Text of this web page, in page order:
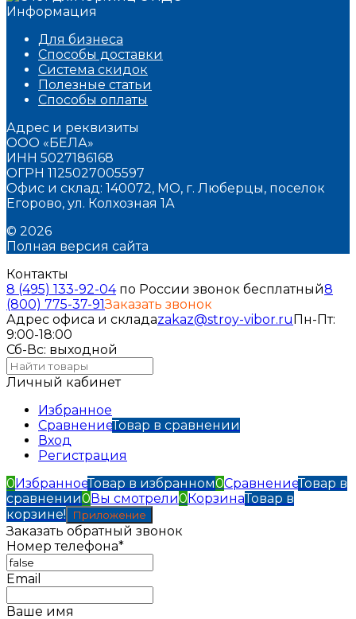
Информация
Для бизнеса
Способы доставки
Система скидок
Полезные статьи
Способы оплаты
Адрес и реквизиты
ООО «БЕЛА»
ИНН 5027186168
ОГРН 1125027005597
Офис и склад: 140072, МО, г. Люберцы, поселок
Егорово, ул. Колхозная 1А
© 2026
Полная версия сайта
Контакты
8 (495) 133-92-04по России звонок бесплатный8
(800) 775-37-91Заказать звонок
Адрес офиса и складаzakaz@stroy-vibor.ruПн-Пт:
9:00-18:00
Сб-Вс: выходной
Личный кабинет
Избранное
СравнениеТовар в сравнении
Вход
Регистрация
0ИзбранноеТовар в избранном0СравнениеТовар в
сравнении0Вы смотрели0КорзинаТовар в
корзине!
Приложение
Заказать обратный звонок
Номер телефона*
Email
Ваше имя